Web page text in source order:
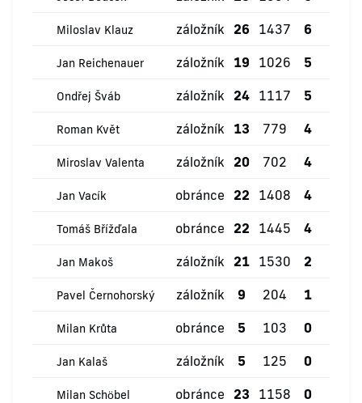
Miloslav Klauz záložník 26 1437 6
Jan Reichenauer záložník 19 1026 5
Ondřej Šváb záložník 24 1117 5
Roman Květ záložník 13 779 4
Miroslav Valenta záložník 20 702 4
Jan Vacík obránce 22 1408 4
Tomáš Břížďala obránce 22 1445 4
Jan Makoš záložník 21 1530 2
Pavel Černohorský záložník 9 204 1
Milan Krůta obránce 5 103 0
Jan Kalaš záložník 5 125 0
Milan Schöbel obránce 23 1158 0